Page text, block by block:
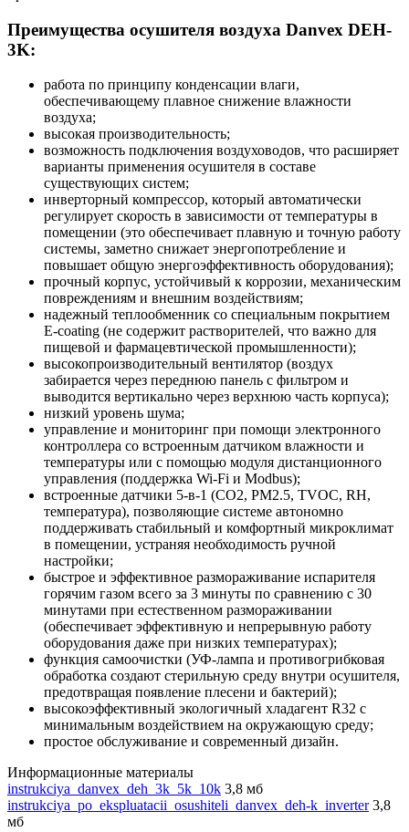
Преимущества осушителя воздуха Danvex DEH-
3K:
работа по принципу конденсации влаги,
обеспечивающему плавное снижение влажности
воздуха;
высокая производительность;
возможность подключения воздуховодов, что расширяет
варианты применения осушителя в составе
существующих систем;
инверторный компрессор, который автоматически
регулирует скорость в зависимости от температуры в
помещении (это обеспечивает плавную и точную работу
системы, заметно снижает энергопотребление и
повышает общую энергоэффективность оборудования);
прочный корпус, устойчивый к коррозии, механическим
повреждениям и внешним воздействиям;
надежный теплообменник со специальным покрытием
E-coating (не содержит растворителей, что важно для
пищевой и фармацевтической промышленности);
высокопроизводительный вентилятор (воздух
забирается через переднюю панель с фильтром и
выводится вертикально через верхнюю часть корпуса);
низкий уровень шума;
управление и мониторинг при помощи электронного
контроллера со встроенным датчиком влажности и
температуры или с помощью модуля дистанционного
управления (поддержка Wi-Fi и Modbus);
встроенные датчики 5-в-1 (CO2, PM2.5, TVOC, RH,
температура), позволяющие системе автономно
поддерживать стабильный и комфортный микроклимат
в помещении, устраняя необходимость ручной
настройки;
быстрое и эффективное размораживание испарителя
горячим газом всего за 3 минуты по сравнению с 30
минутами при естественном размораживании
(обеспечивает эффективную и непрерывную работу
оборудования даже при низких температурах);
функция самоочистки (УФ-лампа и противогрибковая
обработка создают стерильную среду внутри осушителя,
предотвращая появление плесени и бактерий);
высокоэффективный экологичный хладагент R32 с
минимальным воздействием на окружающую среду;
простое обслуживание и современный дизайн.
Информационные материалы
instrukciya_danvex_deh_3k_5k_10k 3,8 мб
instrukciya_po_ekspluatacii_osushiteli_danvex_deh-k_inverter 3,8
мб